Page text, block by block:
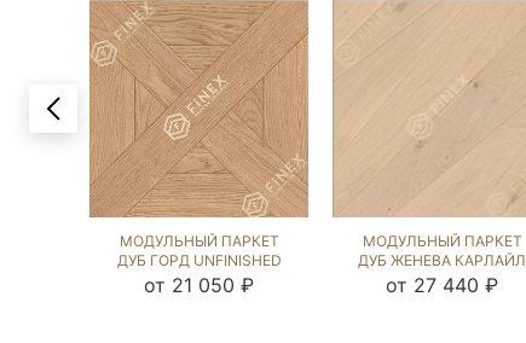
МОДУЛЬНЫЙ ПАРКЕТ
ДУБ ГОРД UNFINISHED
LOOK (BRUSHED) 124807
от 21 050 ₽
МОДУЛЬНЫЙ ПАРКЕТ
ДУБ ЖЕНЕВА КАРЛАЙЛ
NEW (BRUSHED) 121622
от 27 440 ₽